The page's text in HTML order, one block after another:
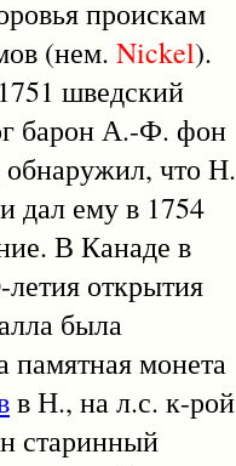
проискам
(нем. Nickel).
шведский
барон А.-Ф. фон
обнаружил, что Н.
дал ему в 1754
В Канаде в
летия открытия
была
монета
в Н., на л.с. к-рой
старинный